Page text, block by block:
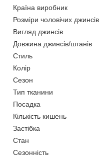
Країна виробник
Розміри чоловічих джинсів
Вигляд джинсів
Довжина джинсів/штанів
Стиль
Колір
Сезон
Тип тканини
Посадка
Кількість кишень
Застібка
Стан
Сезонність